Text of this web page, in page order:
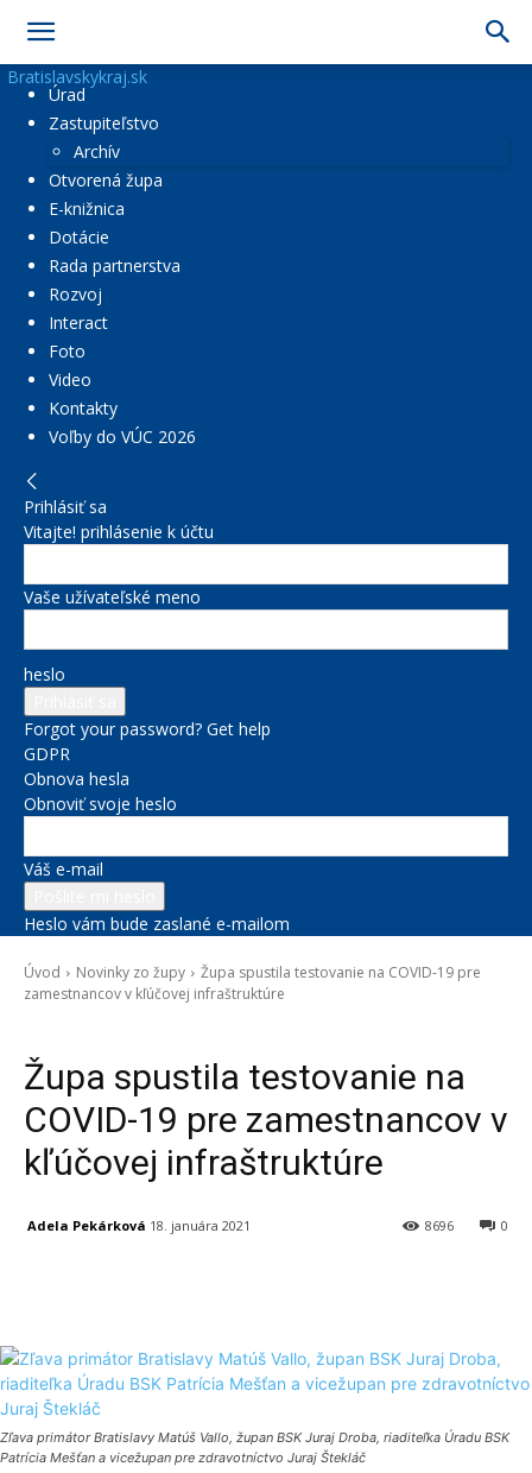
Bratislavskykraj.sk
Úrad
Zastupiteľstvo
Archív
Otvorená župa
E-knižnica
Dotácie
Rada partnerstva
Rozvoj
Interact
Foto
Video
Kontakty
Voľby do VÚC 2026
Prihlásiť sa
Vitajte! prihlásenie k účtu
Vaše užívateľské meno
heslo
Forgot your password? Get help
GDPR
Obnova hesla
Obnoviť svoje heslo
Váš e-mail
Heslo vám bude zaslané e-mailom
Úvod Novinky zo župy
Župa spustila testovanie na COVID-19 pre
zamestnancov v kľúčovej infraštruktúre
Župa spustila testovanie na
COVID-19 pre zamestnancov v
kľúčovej infraštruktúre
Adela Pekárková 18. januára 2021 0
8696
Zľava primátor Bratislavy Matúš Vallo, župan BSK Juraj Droba, riaditeľka Úradu BSK
Patrícia Mešťan a vicežupan pre zdravotníctvo Juraj Štekláč